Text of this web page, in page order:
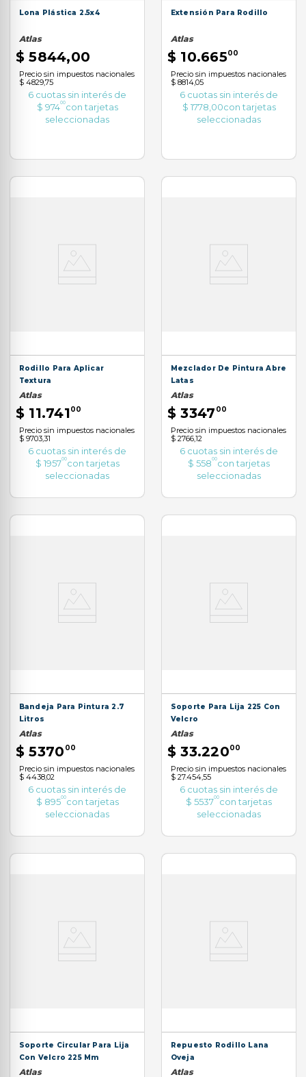
Lona Plástica 2.5x4
Atlas
$ 5844,00
Precio sin impuestos nacionales
$ 4829,75
6 cuotas sin interés de
$ 97400con tarjetas
seleccionadas
Extensión Para Rodillo
Atlas
$ 10.66500
Precio sin impuestos nacionales
$ 8814,05
6 cuotas sin interés de
$ 1778 00con tarjetas
seleccionadas
Rodillo Para Aplicar
Textura
Atlas
$ 11.74100
Precio sin impuestos nacionales
$ 9703,31
6 cuotas sin interés de
$ 195700con tarjetas
seleccionadas
Mezclador De Pintura Abre
Latas
Atlas
$ 3347 00
Precio sin impuestos nacionales
$ 2766,12
6 cuotas sin interés de
$ 55800con tarjetas
seleccionadas
Bandeja Para Pintura 2.7
Litros
Atlas
$ 5370 00
Precio sin impuestos nacionales
$ 4438,02
6 cuotas sin interés de
$ 89500con tarjetas
seleccionadas
Soporte Para Lija 225 Con
Velcro
Atlas
$ 33.22000
Precio sin impuestos nacionales
$ 27.454,55
6 cuotas sin interés de
$ 553700con tarjetas
seleccionadas
Soporte Circular Para Lija
Con Velcro 225 Mm
Atlas
Repuesto Rodillo Lana
Oveja
Atlas